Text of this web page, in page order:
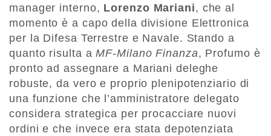
manager interno, Lorenzo Mariani, che al
momento è a capo della divisione Elettronica
per la Difesa Terrestre e Navale. Stando a
quanto risulta aMF-Milano Finanza, Profumo è
pronto ad assegnare a Mariani deleghe
robuste, da vero e proprio plenipotenziario di
una funzione che l’amministratore delegato
considera strategica per procacciare nuovi
ordini e che invece era stata depotenziata